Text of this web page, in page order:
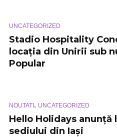
UNCATEGORIZED
Stadio Hospitality
locația din Unirii sub
Popular
NOUTATI, UNCATEGORIZED
Hello Holidays anunță
sediului din Iași